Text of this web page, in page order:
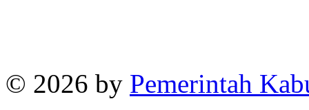
© 2026 by Pemerintah